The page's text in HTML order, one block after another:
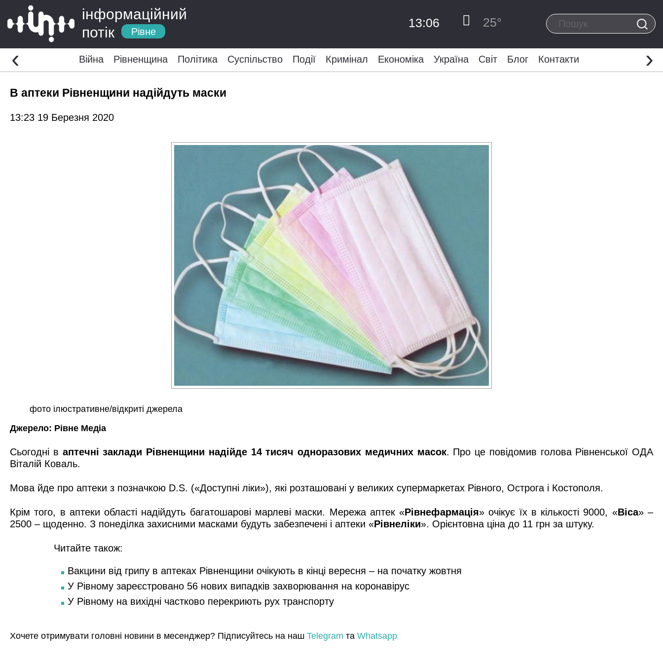
інформаційний
потік
Рівне
13:06 25°
Війна Рівненщина Політика Суспільство Події Кримінал Економіка Україна Світ Блог Контакти
‹ ›
В аптеки Рівненщини надійдуть маски
13:23 19 Березня 2020
фото ілюстративне/відкриті джерела
Джерело: Рівне Медіа
Сьогодні в аптечні заклади Рівненщини надійде 14 тисяч одноразових медичних масок. Про це повідомив голова Рівненської ОДА
Віталій Коваль.
Мова йде про аптеки з позначкою D.S. («Доступні ліки»), які розташовані у великих супермаркетах Рівного, Острога і Костополя.
Крім того, в аптеки області надійдуть багатошарові марлеві маски. Мережа аптек «Рівнефармація» очікує їх в кількості 9000, «Віса» –
2500 – щоденно. З понеділка захисними масками будуть забезпечені і аптеки «Рівнеліки». Орієнтовна ціна до 11 грн за штуку.
Читайте також:
Вакцини від грипу в аптеках Рівненщини очікують в кінці вересня – на початку жовтня
У Рівному зареєстровано 56 нових випадків захворювання на коронавірус
У Рівному на вихідні частково перекриють рух транспорту
Хочете отримувати головні новини в месенджер? Підписуйтесь на наш Telegram та Whatsapp